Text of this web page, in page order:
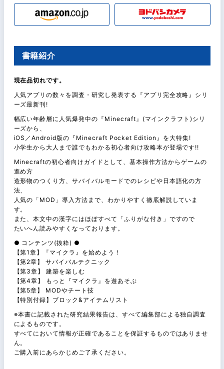
書籍紹介
現在品切れです。
人気アプリの数々を調査・研究し発表する『アプリ完全攻略』シリ
ーズ最新刊!
幅広い年齢層に人気爆発中の『Minecraft』(マインクラフト)シリ
ーズから、
iOS／Android版の『Minecraft Pocket Edition』を大特集!
小学生から大人まで誰でもわかる初心者向け攻略本が登場です!!
Minecraftの初心者向けガイドとして、基本操作方法からゲームの
進め方
造形物のつくり方、サバイバルモードでのレシピや日本語化の方
法、
人気の「MOD」導入方法まで、わかりやすく徹底解説していま
す。
また、本文中の漢字にはほぼすべて「ふりがな付き」ですので
たいへん読みやすくなっております。
● コンテンツ(抜粋) ●
【第1章】『マイクラ』を始めよう！
【第2章】 サバイバルテクニック
【第3章】 建築を楽しむ
【第4章】 もっと『マイクラ』を遊あそぶ
【第5章】 MODやチート技
【特別付録】ブロック&アイテムリスト
※本書に記載された研究結果報告は、すべて編集部による独自調査
によるものです。
すべてにおいて情報が正確であることを保証するものではありませ
ん。
ご購入前にあらかじめご了承ください。